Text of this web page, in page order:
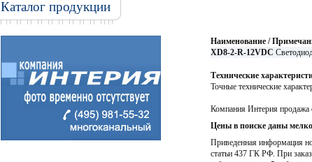
Каталог продукции
Наименование /
XD8-2-R-12VDC
Технические
Точные технические
Компания Интерия продажа
Цены в поиске даны
Приведенная информация
статьи 437 ГК РФ. При